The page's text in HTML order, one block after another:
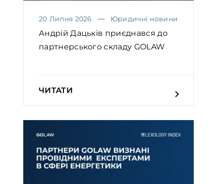
20 Липня 2026 Юридичні новини
Андрій Дацьків приєднався до
партнерського складу GOLAW
ЧИТАТИ